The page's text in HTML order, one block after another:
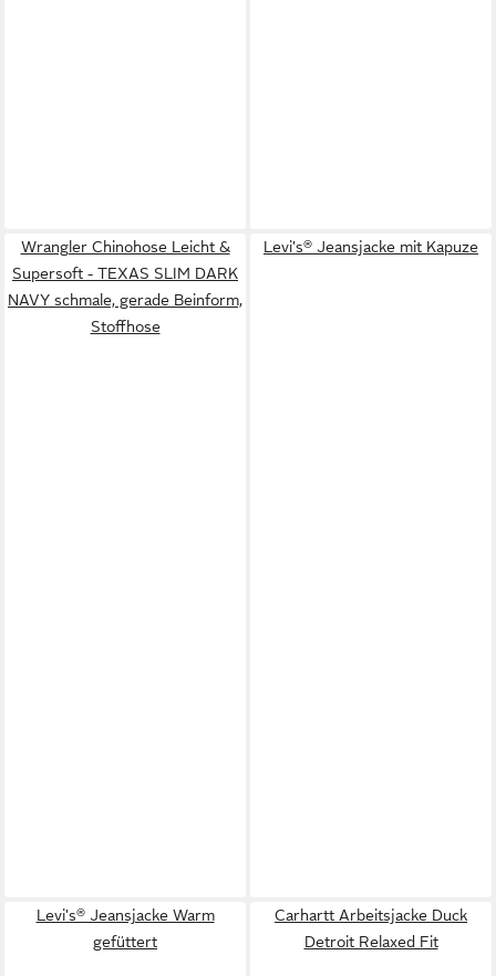
Wrangler Chinohose Leicht &
Supersoft - TEXAS SLIM DARK
NAVY schmale, gerade Beinform,
Stoffhose
Levi's® Jeansjacke mit Kapuze
Levi's® Jeansjacke Warm
gefüttert
Carhartt Arbeitsjacke Duck
Detroit Relaxed Fit